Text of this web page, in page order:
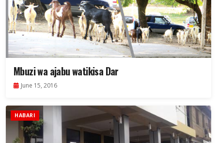
Mbuzi wa ajabu watikisa Dar
June 15, 2016
HABARI